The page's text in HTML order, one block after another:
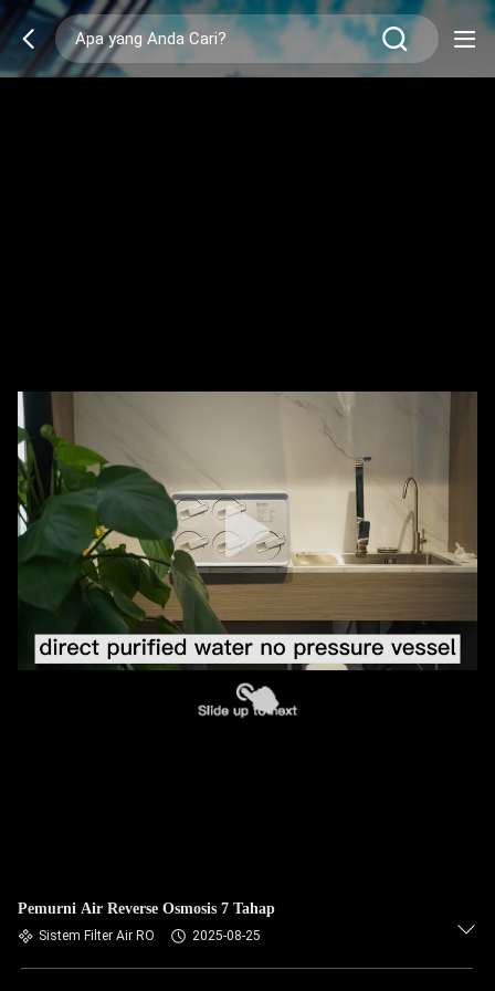
Pemurni Air Reverse Osmosis 7 Tahap
Sistem Filter Air RO 2025-08-25